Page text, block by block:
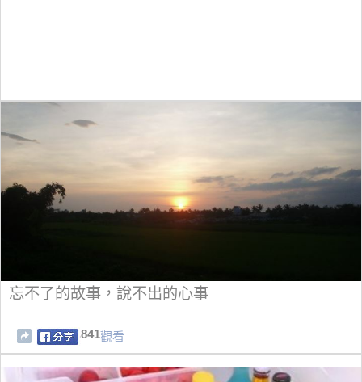
忘不了的故事，說不出的心事
841觀看